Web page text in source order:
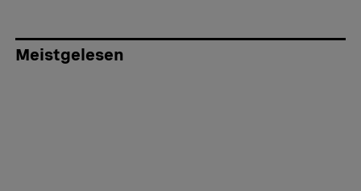
Meistgelesen